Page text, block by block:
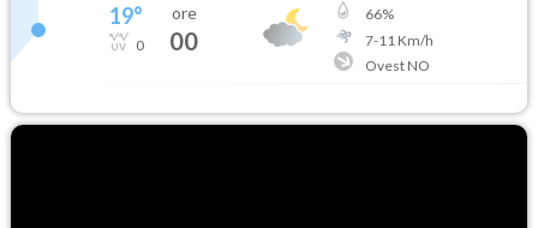
19°
0
ore
00
66%
7-11 Km/h
Ovest NO